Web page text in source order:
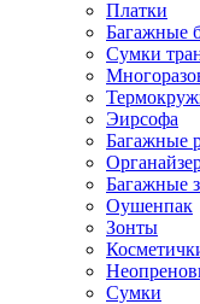
Платки
Багажные
Сумки
Эирсофа
Багажные
Багажные
Оушенпак
Зонты
Сумки